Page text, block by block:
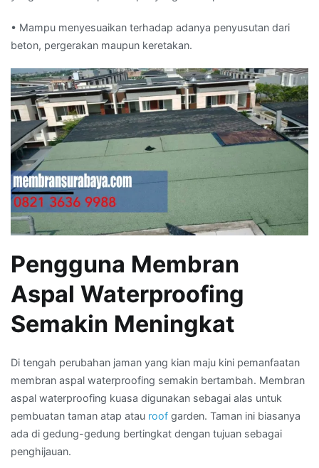
• Mampu menyesuaikan terhadap adanya penyusutan dari
beton, pergerakan maupun keretakan.
Pengguna Membran
Aspal Waterproofing
Semakin Meningkat
Di tengah perubahan jaman yang kian maju kini pemanfaatan
membran aspal waterproofing semakin bertambah. Membran
aspal waterproofing kuasa digunakan sebagai alas untuk
pembuatan taman atap atau roof garden. Taman ini biasanya
ada di gedung-gedung bertingkat dengan tujuan sebagai
penghijauan.